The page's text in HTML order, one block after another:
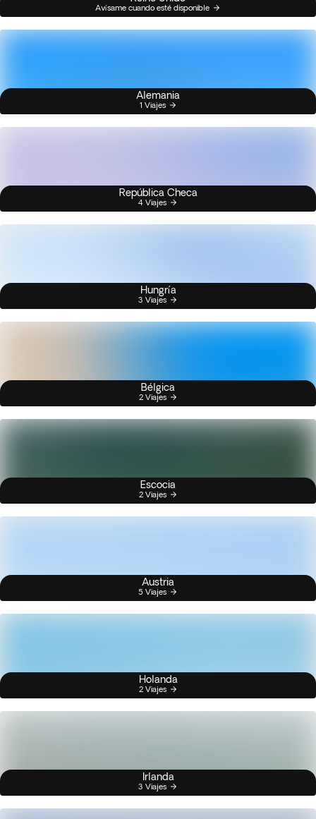
Avísame cuando esté disponible
Alemania
1 Viajes
República Checa
4 Viajes
Hungría
3 Viajes
Bélgica
2 Viajes
Escocia
2 Viajes
Austria
5 Viajes
Holanda
2 Viajes
Irlanda
3 Viajes